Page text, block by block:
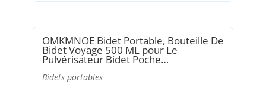
OMKMNOE Bidet Portable, Bouteille De
Bidet Voyage 500 ML pour Le
Pulvérisateur Bidet Poche…
Bidets portables